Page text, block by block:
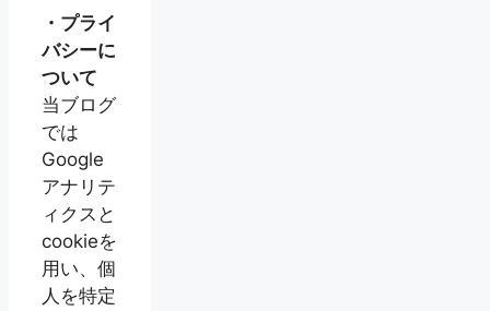
・プライ
バシーに
ついて
当ブログ
では
Google
アナリテ
ィクスと
cookieを
用い、個
人を特定